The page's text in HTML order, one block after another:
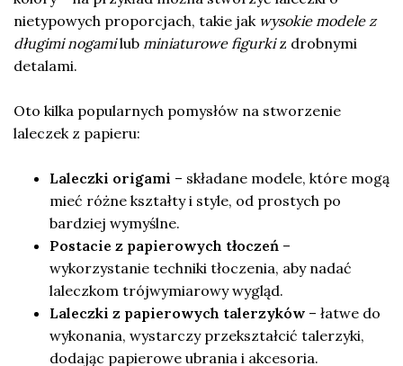
nietypowych proporcjach, takie jak wysokie modele z
długimi nogamilub miniaturowe figurkiz drobnymi
detalami.
Oto kilka popularnych pomysłów na stworzenie
laleczek z papieru:
Laleczki origami – składane modele, które mogą
mieć różne kształty i style, od prostych po
bardziej wymyślne.
Postacie z papierowych tłoczeń –
wykorzystanie techniki tłoczenia, aby nadać
laleczkom trójwymiarowy wygląd.
Laleczki z papierowych talerzyków – łatwe do
wykonania, wystarczy przekształcić talerzyki,
dodając papierowe ubrania i akcesoria.